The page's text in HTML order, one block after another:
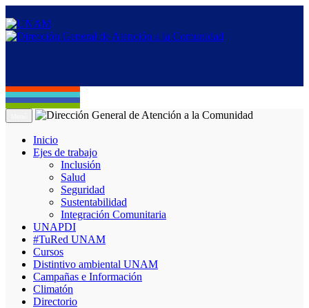
Inicio
Ejes de trabajo
Inclusión
Salud
Seguridad
Sustentabilidad
Integración Comunitaria
UNAPDI
#TuRed UNAM
Cursos
Distintivo ambiental UNAM
Campañas e Información
Climatón
Directorio